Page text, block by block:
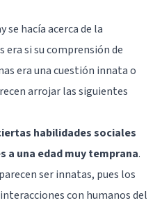
se hacía acerca de la
si su comprensión de
era una cuestión innata o
arrojar las siguientes
habilidades sociales
a una edad muy temprana.
ser innatas, pues los
con humanos del